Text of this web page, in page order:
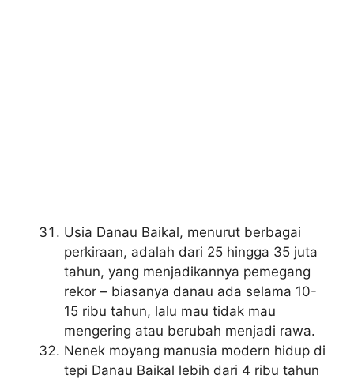
Usia Danau Baikal, menurut berbagai
perkiraan, adalah dari 25 hingga 35 juta
tahun, yang menjadikannya pemegang
rekor – biasanya danau ada selama 10-
15 ribu tahun, lalu mau tidak mau
mengering atau berubah menjadi rawa.
Nenek moyang manusia modern hidup di
tepi Danau Baikal lebih dari 4 ribu tahun